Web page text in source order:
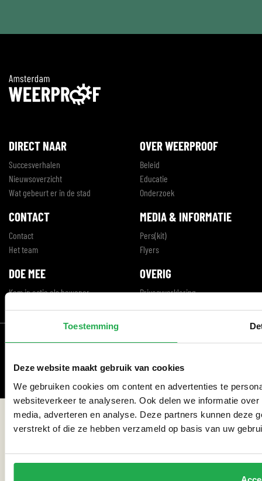
Toestemming
Deze website maakt gebruik van cookies
We gebruiken cookies om content en advertenties te
websiteverkeer te analyseren. Ook delen we informatie
media, adverteren en analyse. Deze partners kunnen deze
verstrekt of die ze hebben verzameld op basis van uw
DIRECT NAAR
Succesverhalen
Nieuwsoverzicht
Wat gebeurt er in de stad
OVER WEERPROOF
Beleid
Educatie
Onderzoek
CONTACT
Contact
Het team
MEDIA & INFORMATIE
Pers(kit)
Flyers
DOE MEE
Kom in actie als bewoner
OVERIG
Privacyverklaring